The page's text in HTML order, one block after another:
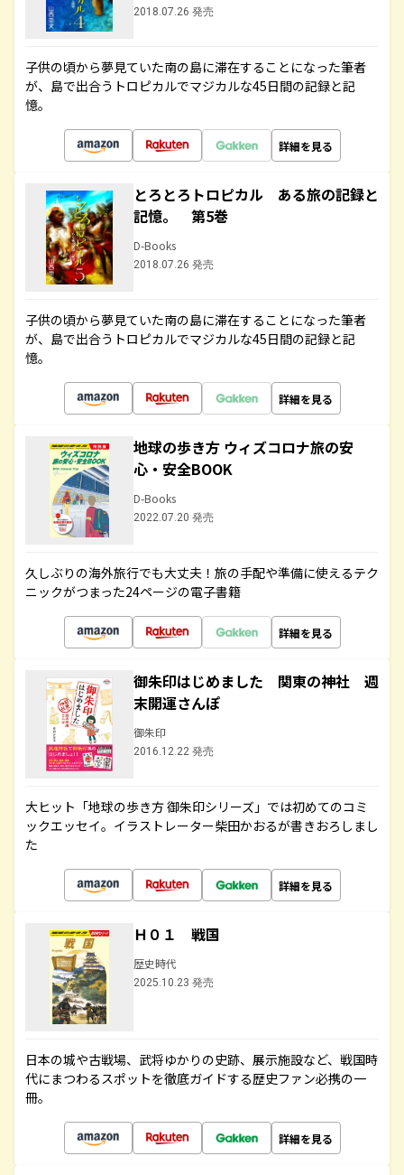
2018.07.26 発売
子供の頃から夢見ていた南の島に滞在することになった筆者
が、島で出合うトロピカルでマジカルな45日間の記録と記
憶。
詳細を見る
とろとろトロピカル ある旅の記録と
記憶。 第5巻
D-Books
2018.07.26 発売
子供の頃から夢見ていた南の島に滞在することになった筆者
が、島で出合うトロピカルでマジカルな45日間の記録と記
憶。
詳細を見る
地球の歩き方 ウィズコロナ旅の安
心・安全BOOK
D-Books
2022.07.20 発売
久しぶりの海外旅行でも大丈夫！旅の手配や準備に使えるテク
ニックがつまった24ページの電子書籍
詳細を見る
御朱印はじめました 関東の神社 週
末開運さんぽ
御朱印
2016.12.22 発売
大ヒット「地球の歩き方 御朱印シリーズ」では初めてのコミ
ックエッセイ。イラストレーター柴田かおるが書きおろしまし
た
詳細を見る
Ｈ０１ 戦国
歴史時代
2025.10.23 発売
日本の城や古戦場、武将ゆかりの史跡、展示施設など、戦国時
代にまつわるスポットを徹底ガイドする歴史ファン必携の一
冊。
詳細を見る